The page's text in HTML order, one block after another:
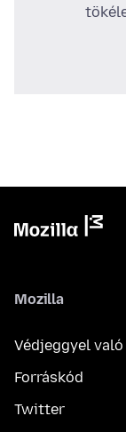
Mozilla
Védjeggyel
Forráskód
Twitter